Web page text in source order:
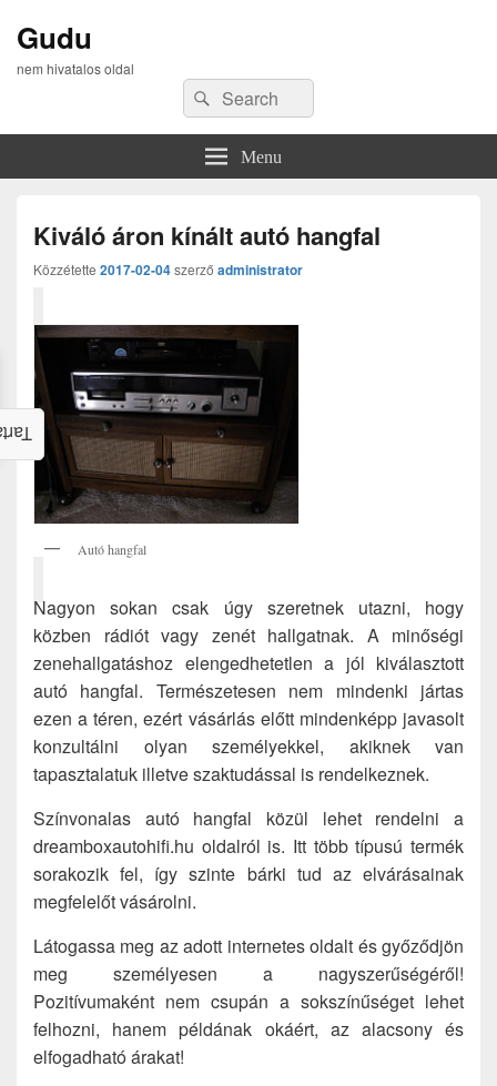
Gudu
nem hivatalos oldal
Search
for:
Search
Menu
Kiváló áron kínált autó hangfal
Közzétette 2017-02-04szerző administrator
Autó hangfal
Nagyon sokan csak úgy szeretnek utazni, hogy
közben rádiót vagy zenét hallgatnak. A minőségi
zenehallgatáshoz elengedhetetlen a jól kiválasztott
autó hangfal. Természetesen nem mindenki jártas
ezen a téren, ezért vásárlás előtt mindenképp javasolt
konzultálni olyan személyekkel, akiknek van
tapasztalatuk illetve szaktudással is rendelkeznek.
Színvonalas autó hangfal közül lehet rendelni a
dreamboxautohifi.hu oldalról is. Itt több típusú termék
sorakozik fel, így szinte bárki tud az elvárásainak
megfelelőt vásárolni.
Látogassa meg az adott internetes oldalt és győződjön
meg személyesen a nagyszerűségéről!
Pozitívumaként nem csupán a sokszínűséget lehet
felhozni, hanem példának okáért, az alacsony és
elfogadható árakat!